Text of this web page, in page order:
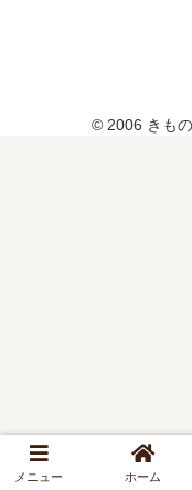
© 2006 きも
メニュー ホーム